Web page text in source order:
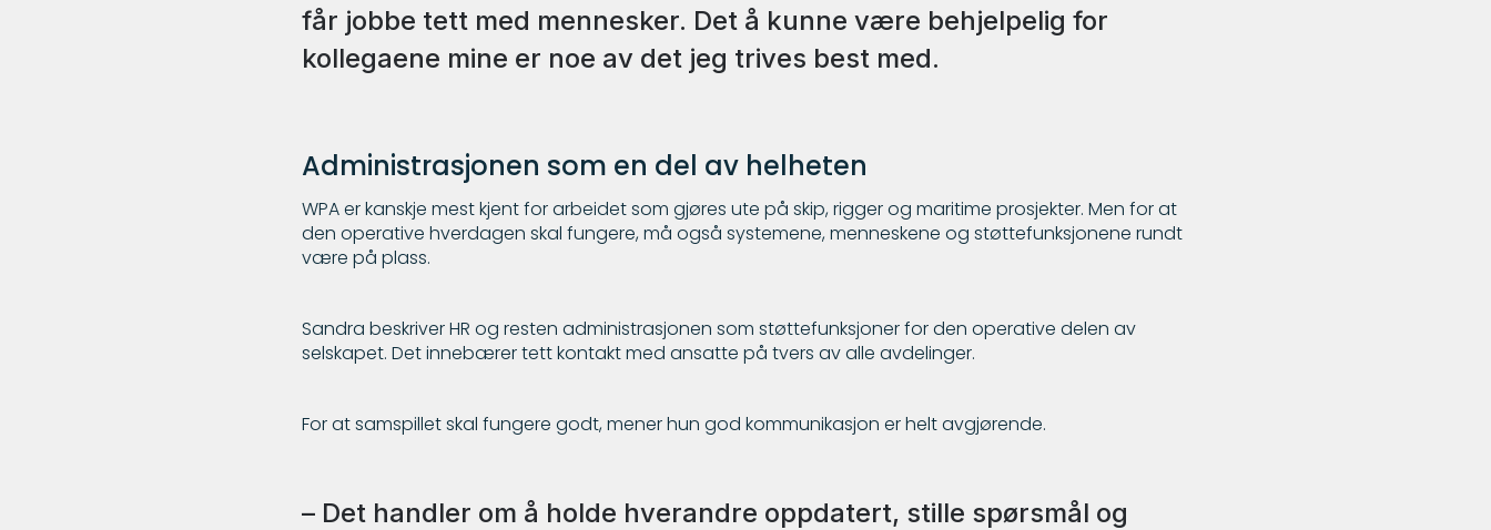
får jobbe tett med mennesker. Det å kunne være behjelpelig for
kollegaene mine er noe av det jeg trives best med.
Administrasjonen som en del av helheten
WPA er kanskje mest kjent for arbeidet som gjøres ute på skip, rigger og maritime prosjekter. Men for at
den operative hverdagen skal fungere, må også systemene, menneskene og støttefunksjonene rundt
være på plass.
Sandra beskriver HR og resten administrasjonen som støttefunksjoner for den operative delen av
selskapet. Det innebærer tett kontakt med ansatte på tvers av alle avdelinger.
For at samspillet skal fungere godt, mener hun god kommunikasjon er helt avgjørende.
– Det handler om å holde hverandre oppdatert, stille spørsmål og